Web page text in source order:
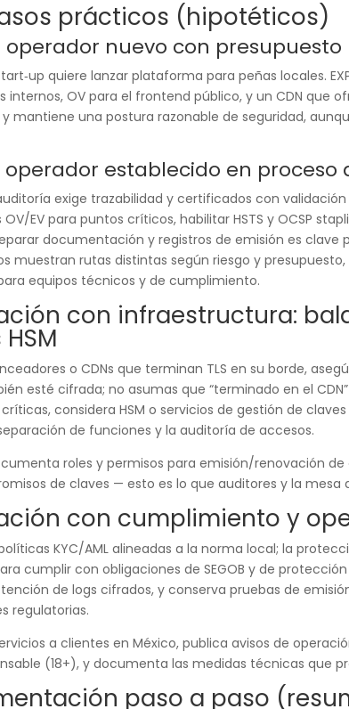
prácticos (hipotéticos)
operador nuevo con
start‑up quiere lanzar plataforma para peñas locales.
internos, OV para el frontend público, y un CDN que
mantiene una postura razonable de seguridad,
operador establecido en proceso
auditoría exige trazabilidad y certificados con validación
EV para puntos críticos, habilitar HSTS y OCSP
preparar documentación y registros de emisión es
muestran rutas distintas según riesgo y
equipos técnicos y de cumplimiento.
con infraestructura:
o CDNs que terminan TLS en su borde,
esté cifrada; no asumas que “terminado en el
considera HSM o servicios de gestión de
de funciones y la auditoría de accesos.
roles y permisos para emisión/renovación
de claves — esto es lo que auditores y la mesa
con cumplimiento y
KYC/AML alineadas a la norma local; la
cumplir con obligaciones de SEGOB y de
de logs cifrados, y conserva pruebas de
regulatorias.
a clientes en México, publica avisos de
(18+), y documenta las medidas técnicas que
paso a paso